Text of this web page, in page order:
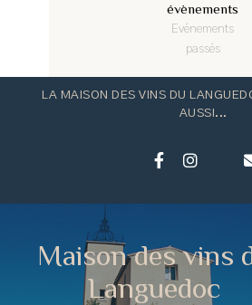
évènements
Evénements
passés
LA MAISON DES VINS DU
AUSSI...
Maison des vins
Languedoc